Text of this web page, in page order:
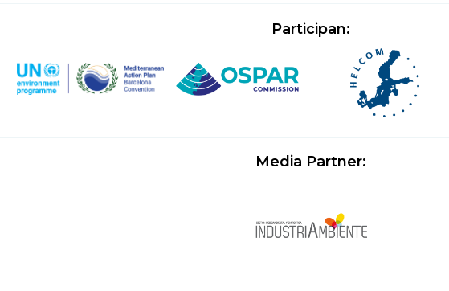
Participan:
Media Partner: